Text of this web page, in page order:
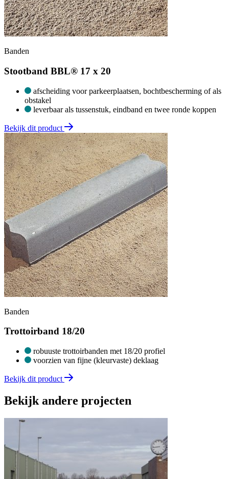
Banden
Stootband BBL® 17 x 20
afscheiding voor parkeerplaatsen, bochtbescherming of als
obstakel
leverbaar als tussenstuk, eindband en twee ronde koppen
Bekijk dit product
Banden
Trottoirband 18/20
robuuste trottoirbanden met 18/20 profiel
voorzien van fijne (kleurvaste) deklaag
Bekijk dit product
Bekijk andere projecten